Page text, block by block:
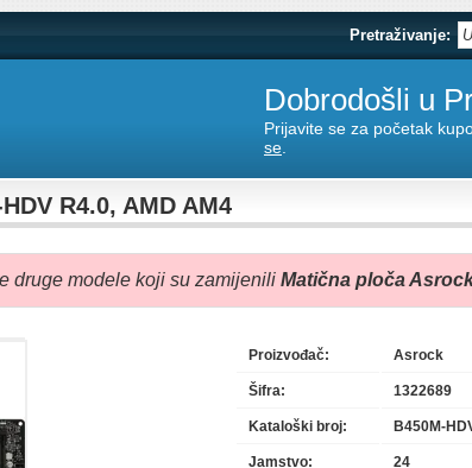
Pretraživanje:
Dobrodošli u
Prijavite se za početak
se
R4.0, AMD AM4
druge modele koji su zamijenili Matična ploča
Proizvođač: Asrock
Šifra: 1322689
Kataloški broj: B450M-
Jamstvo: 24